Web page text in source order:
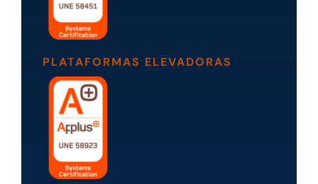
PLATAFORMAS ELEVADORAS